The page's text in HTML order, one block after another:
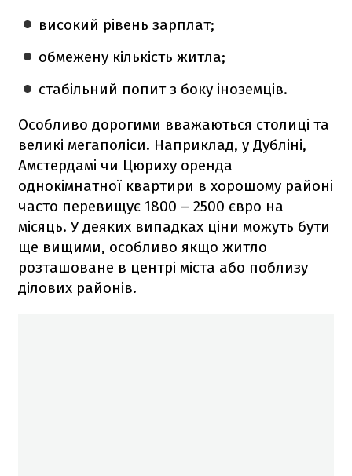
високий рівень зарплат;
обмежену кількість житла;
стабільний попит з боку іноземців.
Особливо дорогими вважаються столиці та
великі мегаполіси. Наприклад, у Дубліні,
Амстердамі чи Цюриху оренда
однокімнатної квартири в хорошому районі
часто перевищує 1800 – 2500 євро на
місяць. У деяких випадках ціни можуть бути
ще вищими, особливо якщо житло
розташоване в центрі міста або поблизу
ділових районів.